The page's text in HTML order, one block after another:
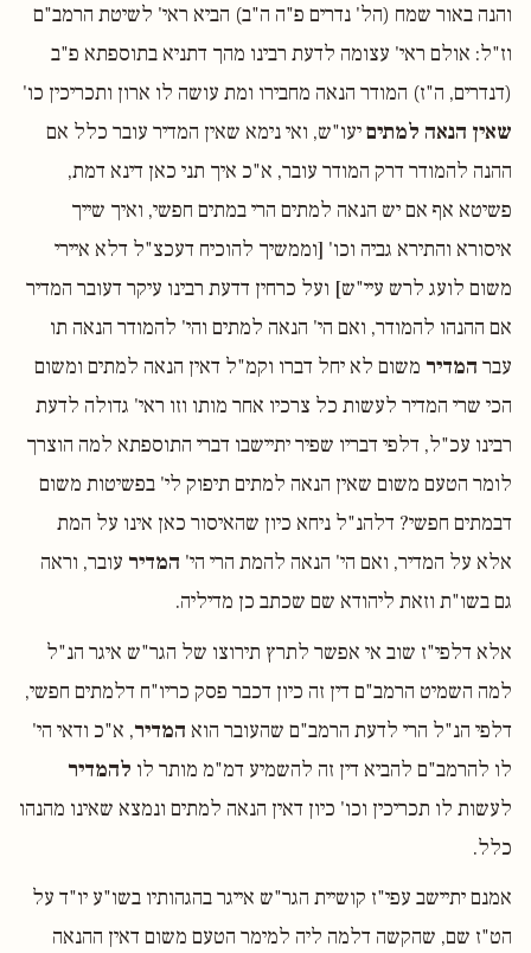
והנה באור שמח (הל' נדרים פ"ה ה"ב) הביא ראי' לשיטת הרמב"ם
וז"ל: אולם ראי' עצומה לדעת רבינו מהך דתניא בתוספתא פ"ב
(דנדרים, ה"ז) המודר הנאה מחבירו ומת עושה לו ארון ותכריכין כו'
שאין הנאה למתיםיעו"ש, ואי נימא שאין המדיר עובר כלל אם
ההנה להמודר דרק המודר עובר, א"כ איך תני כאן דינא דמת,
פשיטא אף אם יש הנאה למתים הרי במתים חפשי, ואיך שייך
איסורא והתירא גביה וכו' [וממשיך להוכיח דעכצ"ל דלא איירי
משום לועג לרש עיי"ש] ועל כרחין דדעת רבינו עיקר דעובר המדיר
אם ההנהו להמודר, ואם הי' הנאה למתים והי' להמודר הנאה תו
עבר המדיר משום לא יחל דברו וקמ"ל דאין הנאה למתים ומשום
הכי שרי המדיר לעשות כל צרכיו אחר מותו וזו ראי' גדולה לדעת
רבינו עכ"ל, דלפי דבריו שפיר יתיישבו דברי התוספתא למה הוצרך
לומר הטעם משום שאין הנאה למתים תיפוק לי' בפשיטות משום
דבמתים חפשי? דלהנ"ל ניחא כיון שהאיסור כאן אינו על המת
אלא על המדיר, ואם הי' הנאה להמת הרי הי' המדיר עובר, וראה
גם בשו"ת וזאת ליהודא שם שכתב כן מדיליה.
אלא דלפי"ז שוב אי אפשר לתרץ תירוצו של הגר"ש איגר הנ"ל
למה השמיט הרמב"ם דין זה כיון דכבר פסק כריו"ח דלמתים חפשי,
דלפי הנ"ל הרי לדעת הרמב"ם שהעובר הוא המדיר, א"כ ודאי הי'
לו להרמב"ם להביא דין זה להשמיע דמ"מ מותר לו להמדיר
לעשות לו תכריכין וכו' כיון דאין הנאה למתים ונמצא שאינו מהנהו
כלל.
אמנם יתיישב עפי"ז קושיית הגר"ש אייגר בהגהותיו בשו"ע יו"ד על
הט"ז שם, שהקשה דלמה ליה למימר הטעם משום דאין ההנאה